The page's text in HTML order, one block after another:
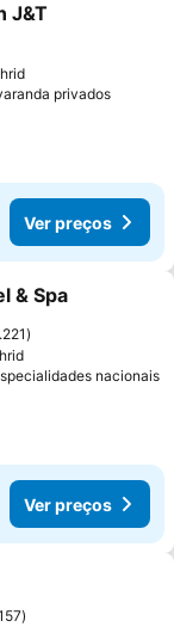
favoritos
J&T
privadosVer
Ver preços
favoritos
& Spa
nacionais
Ver preços
favoritos